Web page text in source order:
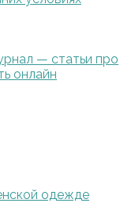
— статьи про
онлайн
одежде